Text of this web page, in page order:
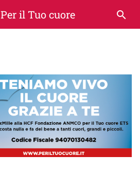
Per il Tuo cuore search